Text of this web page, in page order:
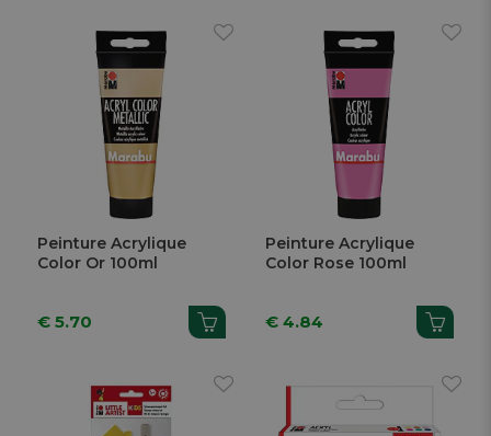
Peinture Acrylique
Color Or 100ml
€ 5.70
Peinture Acrylique
Color Rose 100ml
€ 4.84